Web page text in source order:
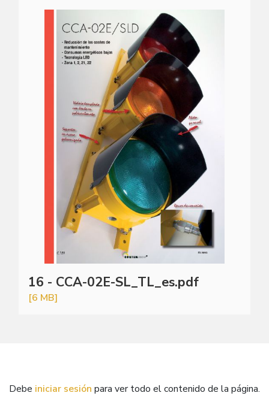
16 - CCA-02E-SL_TL_es.pdf
[6 MB]
Debe iniciar sesión para ver todo el contenido de la página.